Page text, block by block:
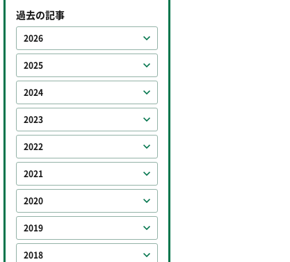
過去の記事
2026
2025
2024
2023
2022
2021
2020
2019
2018